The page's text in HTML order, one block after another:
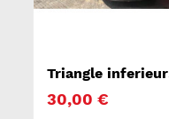
Triangle inferieur
ROMEO 147
30,00 €